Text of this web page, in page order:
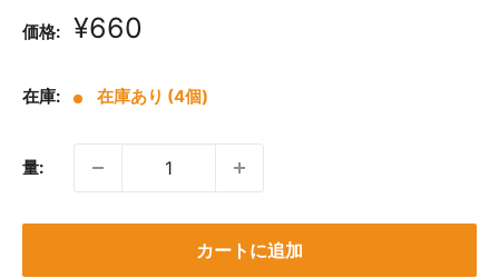
価格:
販
価
格
¥660
在庫: 在庫あり (4個)
量:
カートに追加